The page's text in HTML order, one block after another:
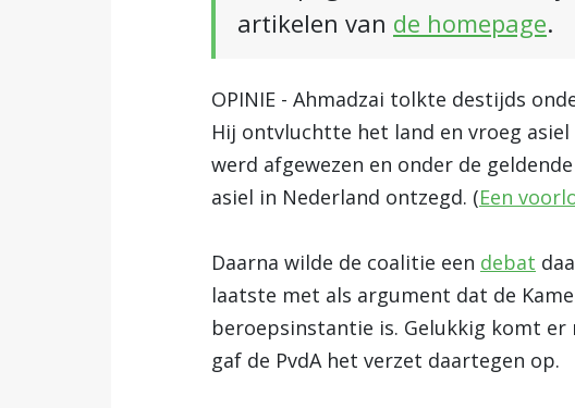
artikelen van de homepage.
OPINIE - Ahmadzai tolkte destijds
Hij ontvluchtte het land en vroeg
werd afgewezen en onder de
asiel in Nederland ontzegd. (Een
Daarna wilde de coalitie een debat
laatste met als argument dat de
beroepsinstantie is. Gelukkig komt
gaf de PvdA het verzet daartegen op.